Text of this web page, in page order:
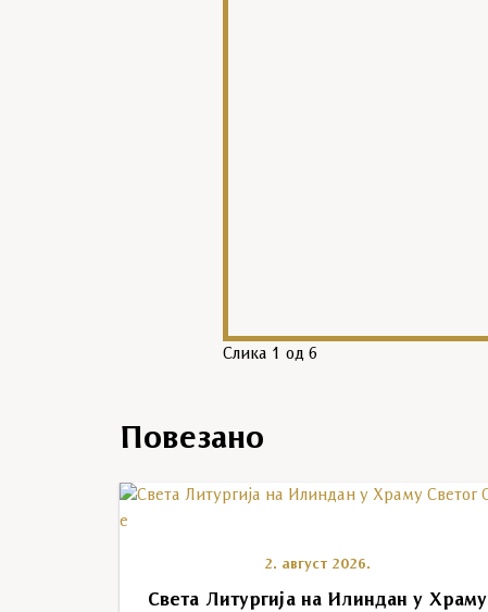
Слика 1 од 6
Повезано
2. август 2026.
Света Литургија на Илиндан у Храму